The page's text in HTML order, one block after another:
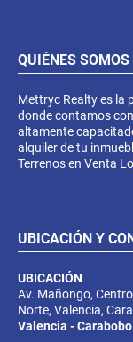
QUIÉNES SOMOS
Mettryc Realty es la
donde contamos
altamente
alquiler de tu
Terrenos en Venta
UBICACIÓN Y
UBICACIÓN
Av. Mañongo,
Norte, Valencia,
Valencia -